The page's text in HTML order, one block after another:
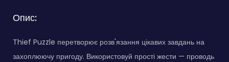
Опис:
Thief Puzzle перетворює розв'язання цікавих завдань на
захоплюючу пригоду. Використовуй прості жести — проводь